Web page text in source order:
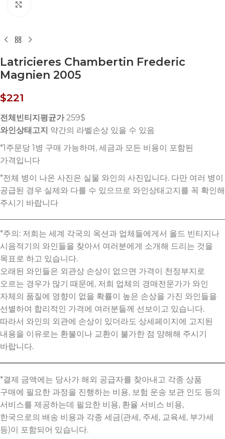
Latricieres Chambertin Frederic
Magnien 2005
$221
전체빈티지평균가259$
와인상태고지 약간의 라벨손상 있을 수 있음
*주의: 저희는 세계 각국의 옥션과 업체들에게서 올드 빈티지나
시음적기의 와인들을 찾아서 여러분에게 소개해 드리는 것을
목표로 하고 있습니다.
오래된 와인들은 외관상 손상이 없으면 가격이 천정부지로
오르는 경우가 많기 때문에, 저희 업체의 경매전문가가 와인
자체의 품질에 영향이 없을 확률이 높은 손상을 가진 와인들을
선별하여 합리적인 가격에 여러분들께 선보이고 있습니다.
따라서 와인의 외관에 손상이 있더라도 상세페이지에 고지된
내용을 이유로는 환불이나 교환이 불가한 점 양해해 주시기
바랍니다.